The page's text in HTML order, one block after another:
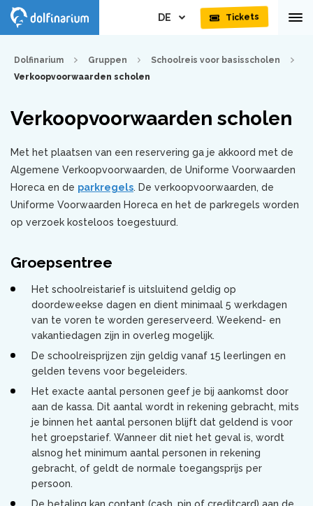
DE Tickets
Dolfinarium Gruppen
Schoolreis voor basisscholen
Verkoopvoorwaarden scholen
Verkoopvoorwaarden scholen
Met het plaatsen van een reservering ga je akkoord met de
Algemene Verkoopvoorwaarden, de Uniforme Voorwaarden
Horeca en de parkregels. De verkoopvoorwaarden, de
Uniforme Voorwaarden Horeca en het de parkregels worden
op verzoek kosteloos toegestuurd.
Groepsentree
Het schoolreistarief is uitsluitend geldig op
doordeweekse dagen en dient minimaal 5 werkdagen
van te voren te worden gereserveerd. Weekend- en
vakantiedagen zijn in overleg mogelijk.
De schoolreisprijzen zijn geldig vanaf 15 leerlingen en
gelden tevens voor begeleiders.
Het exacte aantal personen geef je bij aankomst door
aan de kassa. Dit aantal wordt in rekening gebracht, mits
je binnen het aantal personen blijft dat geldend is voor
het groepstarief. Wanneer dit niet het geval is, wordt
alsnog het minimum aantal personen in rekening
gebracht, of geldt de normale toegangsprijs per
persoon.